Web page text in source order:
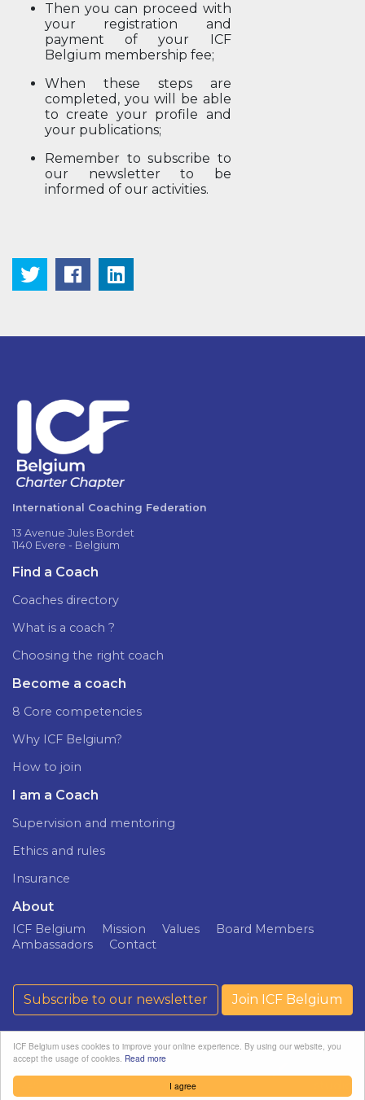
I agree
ICF Belgium uses cookies to improve your online experience. By using our website, you
accept the usage of cookies. Read more
Then you can proceed with
your registration and
payment of your ICF
Belgium membership fee;
When these steps are
completed, you will be able
to create your profile and
your publications;
Remember to subscribe to
our newsletter to be
informed of our activities.
International Coaching Federation
13 Avenue Jules Bordet
1140 Evere - Belgium
Find a Coach
Coaches directory
What is a coach ?
Choosing the right coach
Become a coach
8 Core competencies
Why ICF Belgium?
How to join
I am a Coach
Supervision and mentoring
Ethics and rules
Insurance
About
ICF Belgium Mission Values
Board Members
Ambassadors
Contact
Subscribe to our newsletter Join ICF Belgium